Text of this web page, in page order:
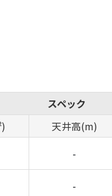
スペック
天井高(m)
-
-